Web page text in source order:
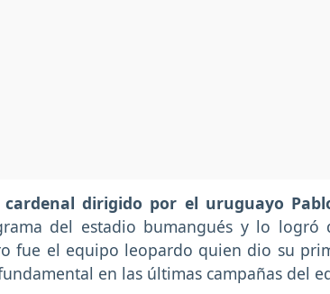
cardenal dirigido por el uruguayo
del estadio bumangués y lo logró
fue el equipo leopardo quien dio su
en las últimas campañas del